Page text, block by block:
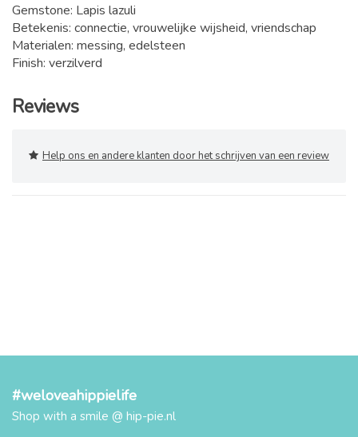
Gemstone: Lapis lazuli
Betekenis: connectie, vrouwelijke wijsheid, vriendschap
Materialen: messing, edelsteen
Finish: verzilverd
Reviews
Help ons en andere klanten door het schrijven van een review
#weloveahippielife
Shop with a smile @ hip-pie.nl